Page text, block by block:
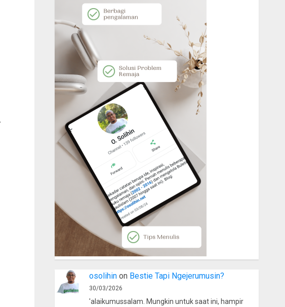
osolihinon Bestie Tapi Ngejerumusin?
30/03/2026
'alaikumussalam. Mungkin untuk saat ini, hampir